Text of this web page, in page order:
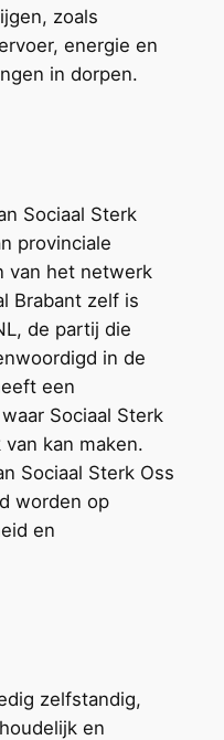
zoals
energie en
in dorpen.
Sociaal Sterk
provinciale
van het netwerk
Brabant zelf is
de partij die
in de
een
Sociaal Sterk
kan maken.
Sociaal Sterk Oss
worden op
en
zelfstandig,
en